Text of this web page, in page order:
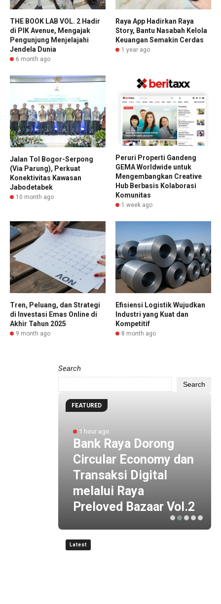
THE BOOK LAB VOL. 2 Hadir
di PIK Avenue, Mengajak
Pengunjung Menjelajahi
Jendela Dunia
6 month ago
Raya App Hadirkan Raya
Story, Bantu Nasabah Kelola
Keuangan Semakin Cerdas
1 year ago
Jalan Tol Bogor-Serpong
(Via Parung), Perkuat
Konektivitas Kawasan
Jabodetabek
10 month ago
Peruri Properti Gandeng
GEMA Worldwide untuk
Mengembangkan Creative
Hub Berbasis Kolaborasi
Komunitas
1 week ago
Tren, Peluang, dan Strategi
di Investasi Emas Online di
Akhir Tahun 2025
9 month ago
Efisiensi Logistik Wujudkan
Industri yang Kuat dan
Kompetitif
8 month ago
Search
Search
FEATURED
1 hour ago
Bank Raya Dorong
Circular Economy dan
Transaksi Digital
melalui Raya
Preloved Bazaar Vol.2
Latest